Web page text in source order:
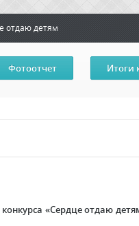
отдаю детям
Фотоотчет Итоги
«Сердце отдаю